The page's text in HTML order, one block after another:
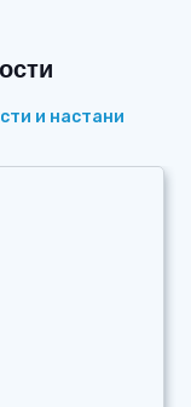
и настани